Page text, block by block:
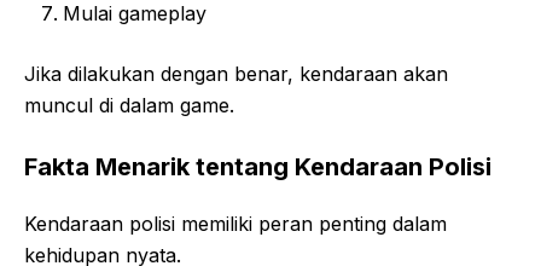
Mulai gameplay
Jika dilakukan dengan benar, kendaraan akan
muncul di dalam game.
Fakta Menarik tentang Kendaraan Polisi
Kendaraan polisi memiliki peran penting dalam
kehidupan nyata.